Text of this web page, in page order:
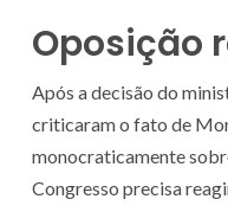
Oposição
Após a decisão do
criticaram o fato de
monocraticamente
Congresso precisa